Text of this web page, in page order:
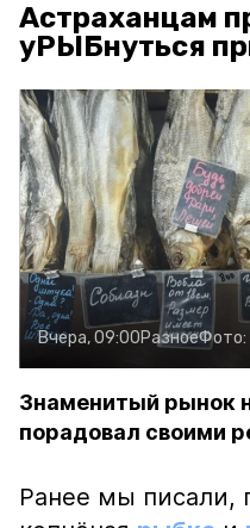
Астраханцам
уРЫБнуться
Вчера, 09:00РазноеФото:
Знаменитый рынок
порадовал своими
Ранее мы писали,